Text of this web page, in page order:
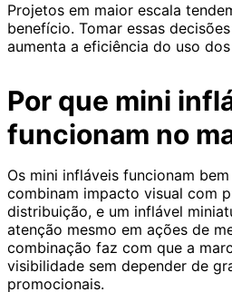
Projetos em maior escala
benefício. Tomar essas
aumenta a eficiência do uso
Por que mini
funcionam no
Os mini infláveis funcionam
combinam impacto visual com
distribuição, e um inflável
atenção mesmo em ações de
combinação faz com que a
visibilidade sem depender de
promocionais.